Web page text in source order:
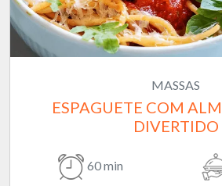
MASSAS
ESPAGUETE COM
DIVERTIDO
60 min